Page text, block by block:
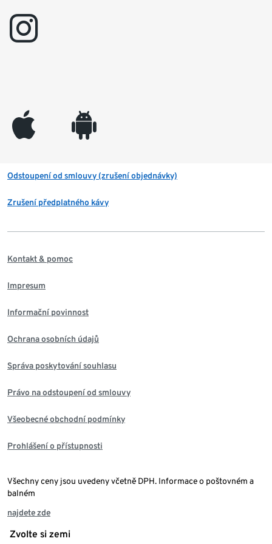
instagram
appleinc android
Odstoupení od smlouvy (zrušení objednávky)
Zrušení předplatného kávy
Kontakt & pomoc
Impresum
Informační povinnost
Ochrana osobních údajů
Správa poskytování souhlasu
Právo na odstoupení od smlouvy
Všeobecné obchodní podmínky
Prohlášení o přístupnosti
Všechny ceny jsou uvedeny včetně DPH. Informace o poštovném a
balném
najdete zde
Zvolte si zemi